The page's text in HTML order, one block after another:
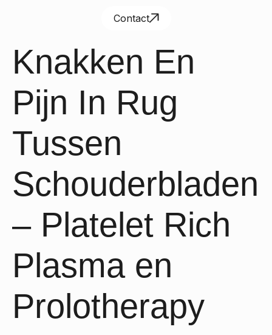
Contact
Knakken En
Pijn In Rug
Tussen
Schouderbladen
– Platelet Rich
Plasma en
Prolotherapy